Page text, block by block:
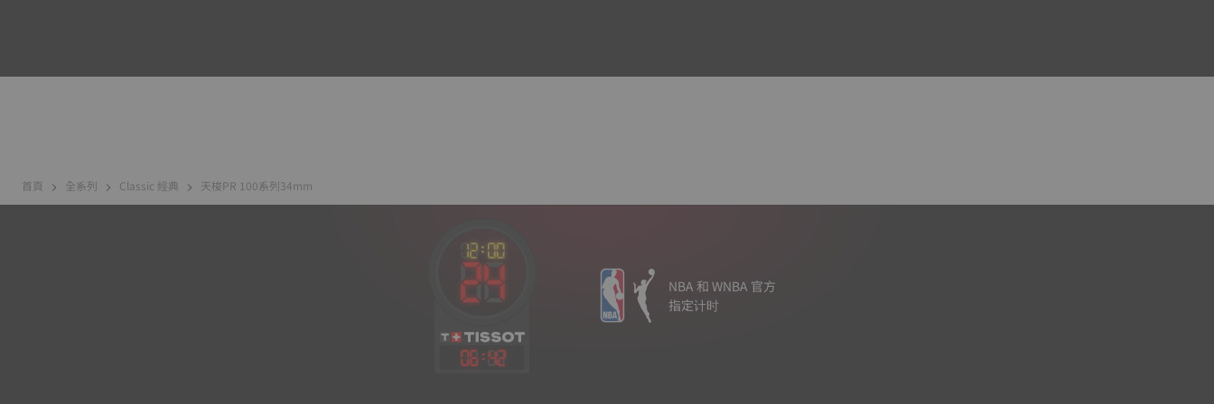
首頁 全系列 Classic 經典 天梭PR 100系列34mm
06:42
NBA 和 WNBA 官方
指定计时